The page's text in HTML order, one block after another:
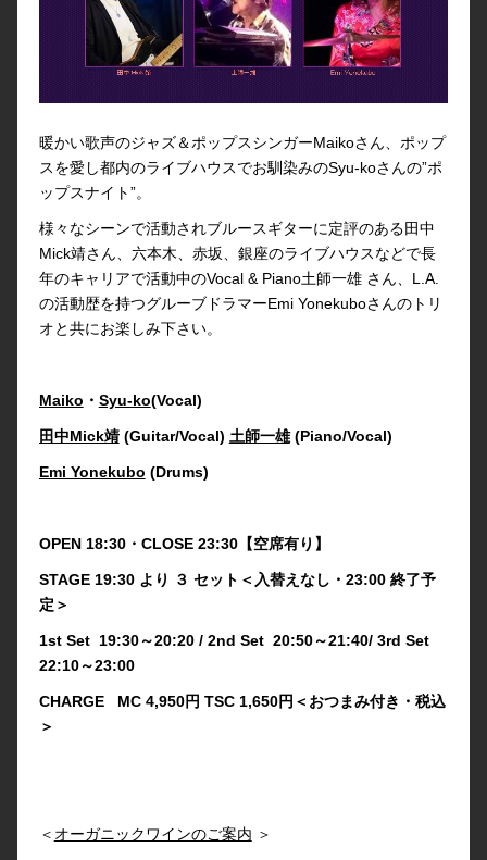
暖かい歌声のジャズ＆ポップスシンガーMaikoさん、ポップ
スを愛し都内のライブハウスでお馴染みのSyu-koさんの”ポ
ップスナイト”。
様々なシーンで活動されブルースギターに定評のある田中
Mick靖さん、六本木、赤坂、銀座のライブハウスなどで長
年のキャリアで活動中のVocal & Piano土師一雄 さん、L.A.
の活動歴を持つグルーブドラマーEmi Yonekuboさんのトリ
オと共にお楽しみ下さい。
Maiko ・ Syu-ko(Vocal)
田中Mick靖(Guitar/Vocal) 土師一雄(Piano/Vocal)
Emi Yonekubo (Drums)
OPEN 18:30・CLOSE 23:30【空席有り】
STAGE 19:30 より ３ セット＜入替えなし・23:00 終了予
定＞
1st Set 19:30～20:20 / 2nd Set 20:50～21:40/ 3rd Set
22:10～23:00
CHARGE MC 4,950円 TSC 1,650円＜おつまみ付き・税込
＞
＜ オーガニックワインのご案内 ＞